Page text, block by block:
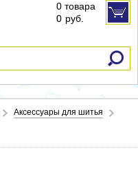
0 товара
0 руб.
Аксессуары для шитья